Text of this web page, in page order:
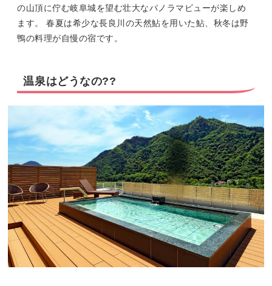
の山頂に佇む岐阜城を望む壮大なパノラマビューが楽しめ
ます。 春夏は希少な長良川の天然鮎を用いた鮎、秋冬は野
鴨の料理が自慢の宿です。
温泉はどうなの??